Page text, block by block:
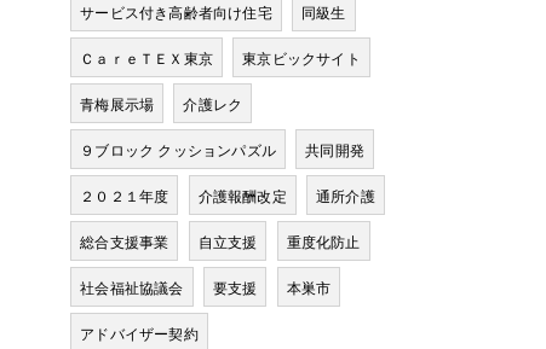
サービス付き高齢者向け住宅 同級生
ＣａｒｅＴＥＸ東京 東京ビックサイト
青梅展示場 介護レク
９ブロック クッションパズル 共同開発
２０２１年度 介護報酬改定 通所介護
総合支援事業 自立支援 重度化防止
社会福祉協議会 要支援 本巣市
アドバイザー契約